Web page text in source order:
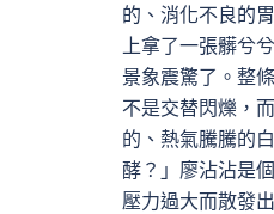
的、消化不良的
上拿了一張髒兮
景象震驚了。整
不是交替閃爍，
的、熱氣騰騰的
酵？」廖沾沾是
壓力過大而散發